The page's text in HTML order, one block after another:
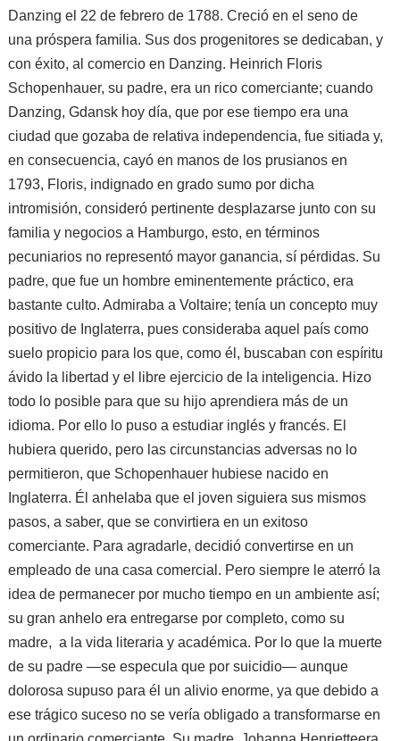
Danzing el 22 de febrero de 1788. Creció en el seno de
una próspera familia. Sus dos progenitores se dedicaban, y
con éxito, al comercio en Danzing. Heinrich Floris
Schopenhauer, su padre, era un rico comerciante; cuando
Danzing, Gdansk hoy día, que por ese tiempo era una
ciudad que gozaba de relativa independencia, fue sitiada y,
en consecuencia, cayó en manos de los prusianos en
1793, Floris, indignado en grado sumo por dicha
intromisión, consideró pertinente desplazarse junto con su
familia y negocios a Hamburgo, esto, en términos
pecuniarios no representó mayor ganancia, sí pérdidas. Su
padre, que fue un hombreeminentemente práctico, era
bastante culto. Admiraba a Voltaire; tenía un concepto muy
positivo de Inglaterra, pues consideraba aquel país como
suelo propicio para los que, como él, buscaban con espíritu
ávido la libertad y el libre ejercicio de la inteligencia. Hizo
todo lo posible para que su hijo aprendiera más de un
idioma. Por ello lo puso a estudiar inglés y francés. El
hubiera querido, pero las circunstancias adversas no lo
permitieron, que Schopenhauer hubiese nacido en
Inglaterra. Él anhelaba que el joven siguiera sus mismos
pasos, a saber, que se convirtiera en un exitoso
comerciante. Para agradarle, decidió convertirse en un
empleado de una casa comercial. Pero siempre le aterró la
idea de permanecer por mucho tiempo en un ambiente así;
su gran anhelo era entregarse por completo, como su
madre, a la vida literaria y académica. Por lo que la muerte
de su padre —se especula que por suicidio— aunque
dolorosa supuso para él un alivio enorme, ya que debido a
ese trágico suceso no se vería obligado a transformarse en